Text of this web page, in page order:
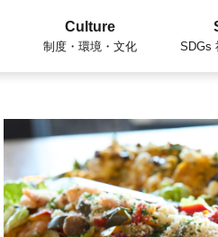
Culture
制度・環境・文化 SDGs